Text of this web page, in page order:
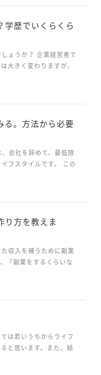
学歴でいくらくら
ょうか？ 企業経営者で
大きく変わりますが、
...
る。方法から必要
会社を辞めて、最低限
フスタイルです。 この
リタイヤと...
り方を教えま
収入を補うために副業
「副業をするくらいな
器用さ...
は若いうちからライフ
と思います。また、結
て書いていきた...